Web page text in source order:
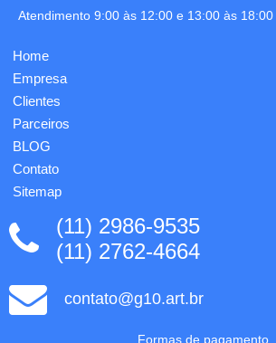
e etc -
tampografia
em 01
cor
inclusa.
em
Atendimento 9:00 às 12:00 e 13:00 às 18:00
Home
Empresa
Clientes
Parceiros
BLOG
Contato
Sitemap
(11) 2986-9535
(11) 2762-4664
contato@g10.art.br
Formas de pagamento